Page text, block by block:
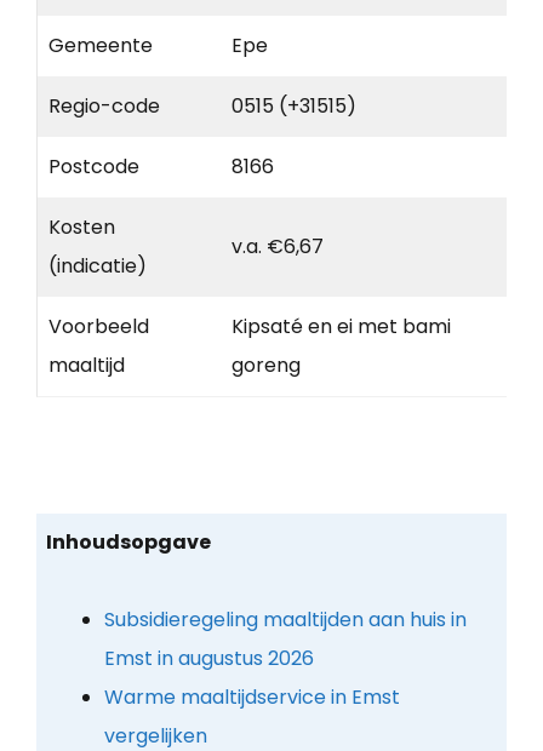
Gemeente Epe
Regio-code 0515 (+31515)
Postcode 8166
Kosten
(indicatie)
v.a. €6,67
Voorbeeld
maaltijd
Kipsaté en ei met bami
goreng
Inhoudsopgave
Subsidieregeling maaltijden aan huis in
Emst in augustus 2026
Warme maaltijdservice in Emst
vergelijken